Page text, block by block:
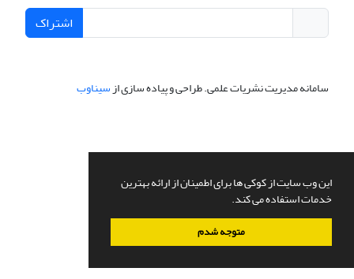
این وب سایت از کوکی ها برای اطمینان از ارائه بهترین
خدمات استفاده می کند.
متوجه شدم
اشتراک
سامانه مدیریت نشریات علمی.طراحی و پیاده سازی ازسیناوب